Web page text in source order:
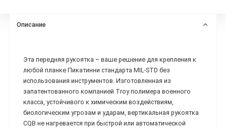
Описание
Эта передняя рукоятка – ваше решение для крепления к
любой планке Пикатинни стандарта MIL-STD без
использования инструментов. Изготовленная из
запатентованного компанией Troy полимера военного
класса, устойчивого к химическим воздействиям,
биологическим угрозам и ударам, вертикальная рукоятка
CQB не нагревается при быстрой или автоматической